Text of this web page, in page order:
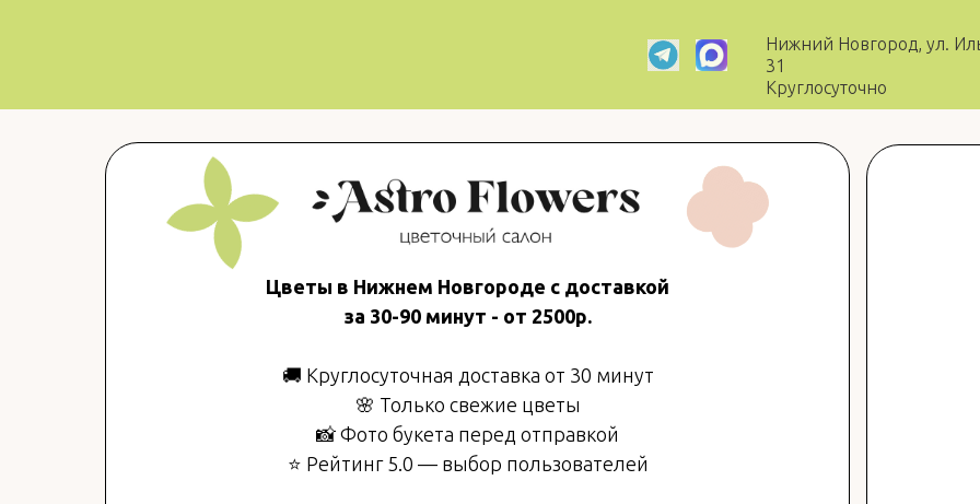
Цветы в Нижнем Новгороде с доставкой
за 30-90 минут - от 2500р.
🚚 Круглосуточная доставка от 30 минут
🌸 Только свежие цветы
📸 Фото букета перед отправкой
⭐ Рейтинг 5.0 — выбор пользователей
Нижний Новгород, ул.
31
Круглосуточно